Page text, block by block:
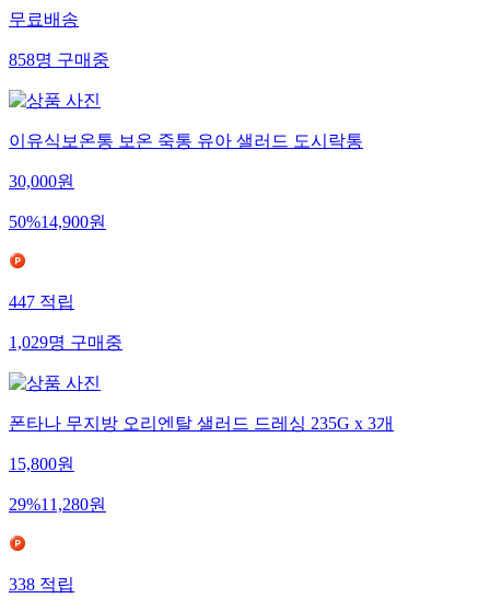
무료배송
858명구매중
이유식보온통 보온 죽통 유아 샐러드 도시락통
30,000원
50%14,900원
447적립
1,029명구매중
폰타나 무지방 오리엔탈 샐러드 드레싱 235G x 3개
15,800원
29%11,280원
338적립